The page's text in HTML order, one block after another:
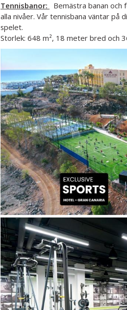
Tennisbanor:
Bemästra banan och
alla nivåer. Vår tennisbana väntar
spelet.
Storlek: 648 m², 18 meter bred och